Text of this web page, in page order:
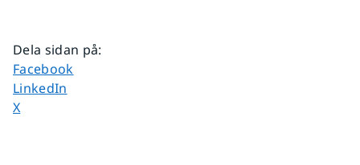
Dela sidan på:
Dela sidan på
Facebook
Dela sidan på
LinkedIn
Dela sidan på
X